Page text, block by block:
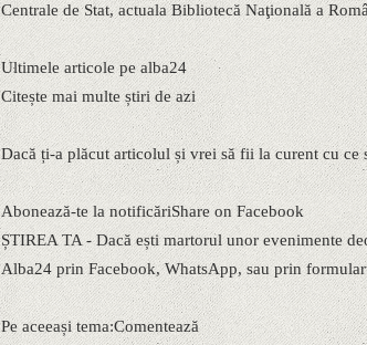
Centrale de Stat, actuala Bibliotecă Naţională a
Ultimele articole pe alba24
Citește mai multe știri de azi
Dacă ți-a plăcut articolul și vrei să fii la curent cu ce
Abonează-te la notificăriShare on Facebook
ȘTIREA TA - Dacă ești martorul unor evenimente
Alba24 prin Facebook, WhatsApp, sau prin
Pe aceeași tema:Comentează